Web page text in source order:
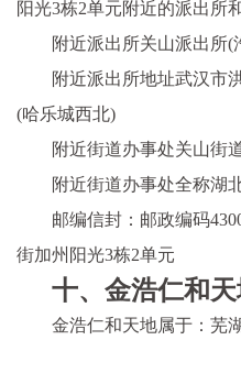
阳光3栋2单元附近的派出所
附近派出所关山派出所(
附近派出所地址武汉市
(哈乐城西北)
附近街道办事处关山街
附近街道办事处全称湖
邮编信封：邮政编码
街加州阳光3栋2单元
十、金浩仁和
金浩仁和天地属于：芜